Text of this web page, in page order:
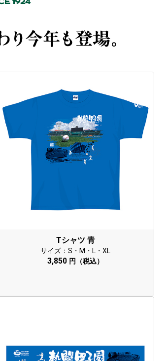
Tシャツ 青
サイズ：S・M・L・XL
3,850 円（税込）